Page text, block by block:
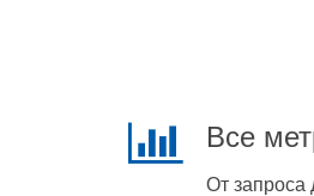
Все
От запроса